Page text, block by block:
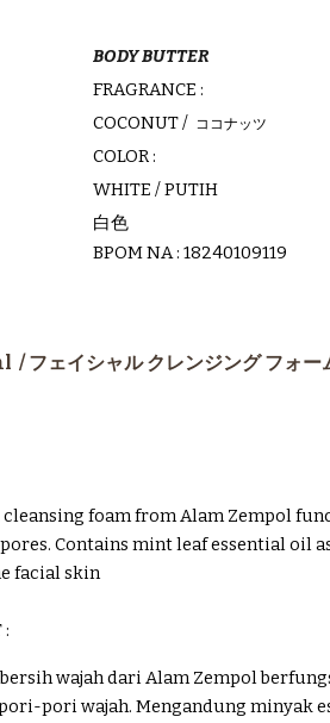
BODY BUTTER
FRAGRANCE :
COCONUT / ココナッツ
COLOR :
WHITE / PUTIH
白色
BPOM NA : 18240109119
/フェイシャル クレンジング フォ
cleansing foam from Alam Zempol
Contains mint leaf essential oil
facial skin
:
wajah dari Alam Zempol
pori wajah. Mengandung minyak